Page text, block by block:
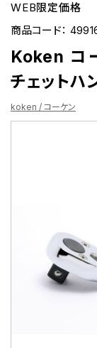
WEB限定価格
商品コード：
Koken コ
チェットハ
koken / コーケン